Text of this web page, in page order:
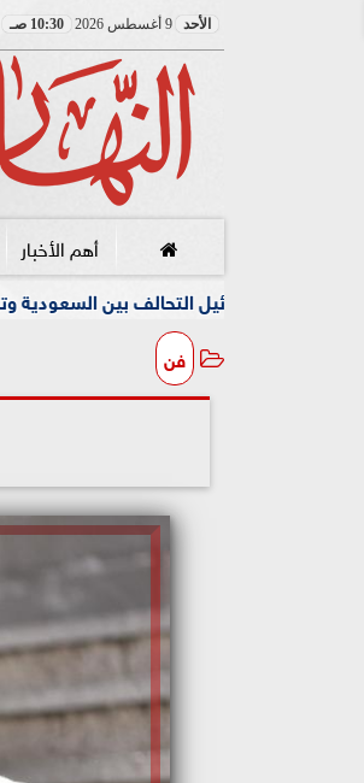
الأحد 9 أغسطس 2026 10:30 صـ
أهم الأخبار
بين السعودية وتركيا وباكستان؟
فن